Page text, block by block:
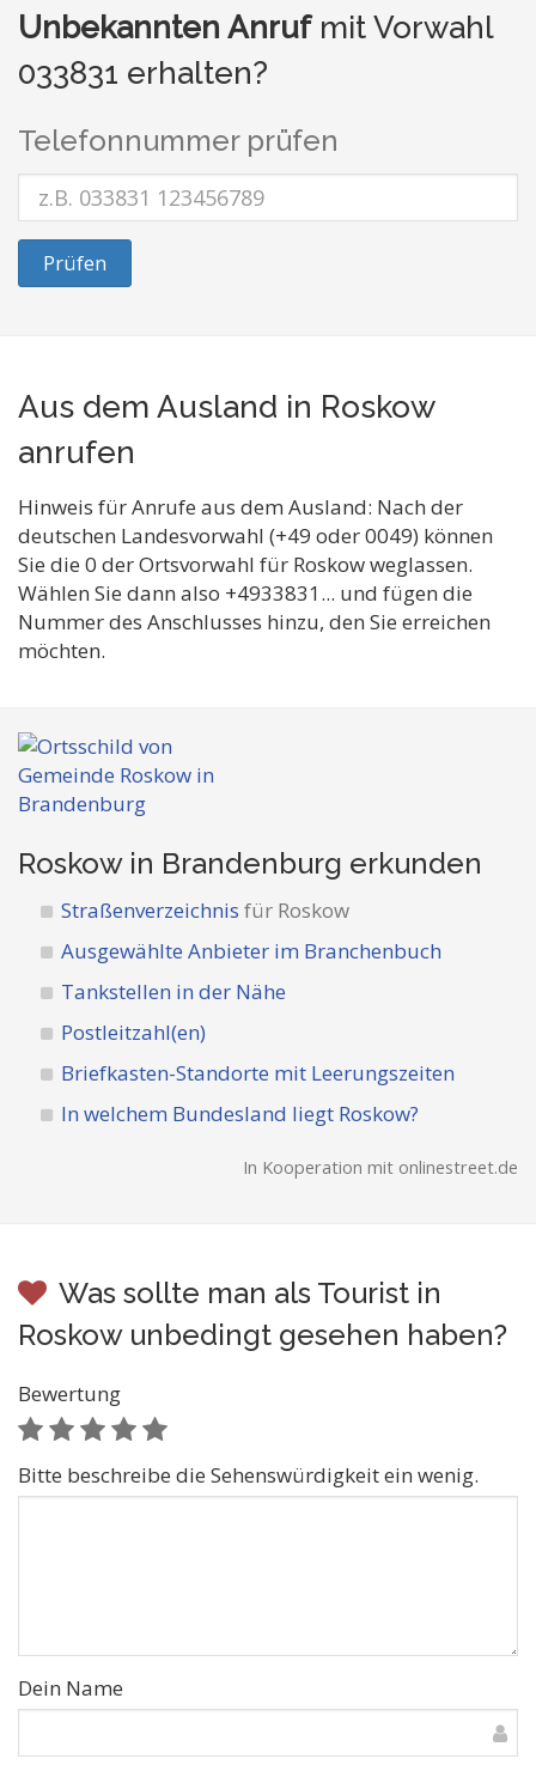
Unbekannten Anrufmit Vorwahl
033831 erhalten?
Telefonnummer prüfen
Prüfen
Aus dem Ausland in Roskow
anrufen
Hinweis für Anrufe aus dem Ausland: Nach der
deutschen Landesvorwahl (+49 oder 0049) können
Sie die 0 der Ortsvorwahl für Roskow weglassen.
Wählen Sie dann also +4933831... und fügen die
Nummer des Anschlusses hinzu, den Sie erreichen
möchten.
Roskow in Brandenburg erkunden
Straßenverzeichnis für Roskow
Ausgewählte Anbieter im Branchenbuch
Tankstellen in der Nähe
Postleitzahl(en)
Briefkasten-Standorte mit Leerungszeiten
In welchem Bundesland liegt Roskow?
In Kooperation mit onlinestreet.de
Was sollte man als Tourist in
Roskow unbedingt gesehen haben?
Bewertung
Bitte beschreibe die Sehenswürdigkeit ein wenig.
Dein Name